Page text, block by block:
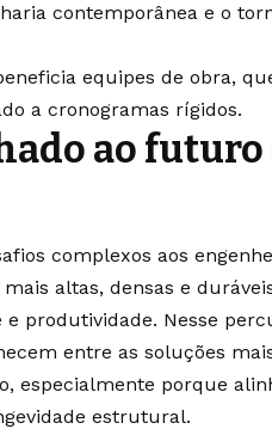
contemporânea e o
equipes de obra,
a cronogramas rígidos.
ao futuro
complexos aos
altas, densas e
produtividade. Nesse
entre as soluções
especialmente porque
estrutural.